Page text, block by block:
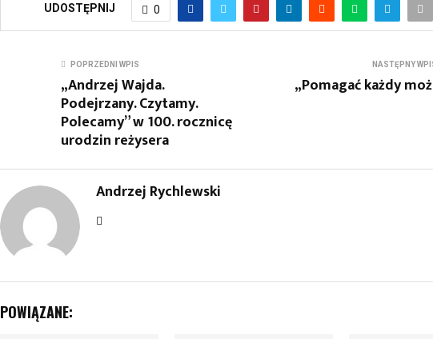
UDOSTĘPNIJ 0
POPRZEDNI WPIS
„Andrzej Wajda.
Podejrzany. Czytamy.
Polecamy” w 100. rocznicę
urodzin reżysera
NASTĘPNY
„Pomagać każdy
Andrzej Rychlewski
POWIĄZANE: